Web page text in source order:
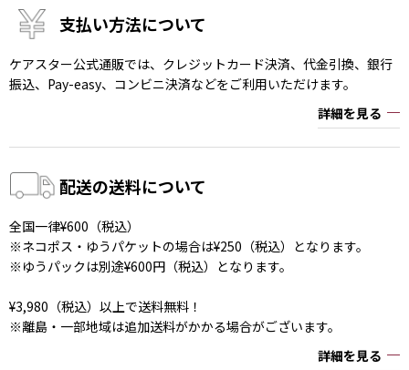
支払い方法について
ケアスター公式通販では、クレジットカード決済、代金引換、銀行
振込、Pay-easy、コンビニ決済などをご利用いただけます。
詳細を見る
配送の送料について
全国一律¥600（税込）
※ネコポス・ゆうパケットの場合は¥250（税込）となります。
※ゆうパックは別途¥600円（税込）となります。
¥3,980（税込）以上で送料無料！
※離島・一部地域は追加送料がかかる場合がございます。
詳細を見る